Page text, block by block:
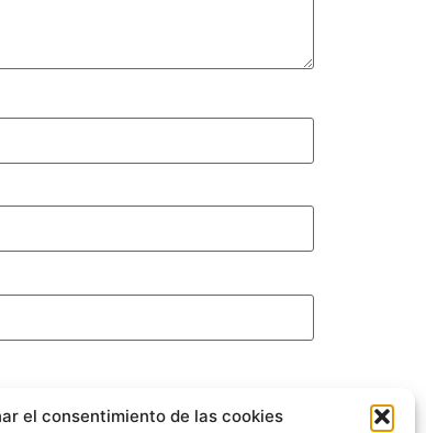
el consentimiento de las cookies